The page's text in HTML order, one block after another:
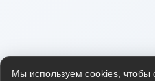
Мы используем cookies, чтобы